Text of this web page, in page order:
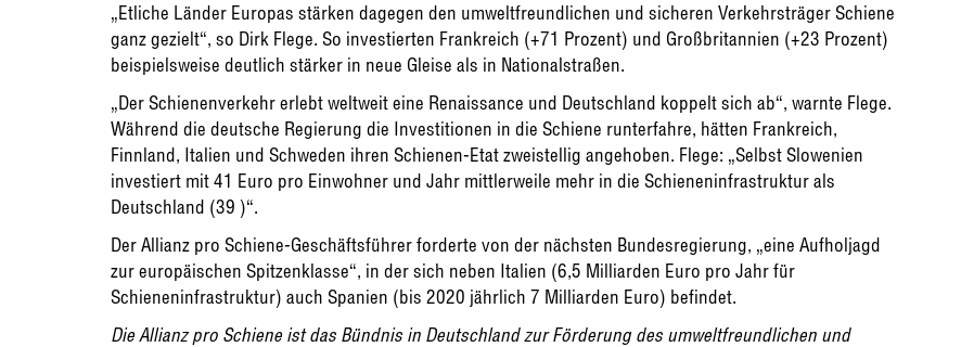
„Etliche Länder Europas stärken dagegen den umweltfreundlichen und sicheren Verkehrsträger Schiene
ganz gezielt“, so Dirk Flege. So investierten Frankreich (+71 Prozent) und Großbritannien (+23 Prozent)
beispielsweise deutlich stärker in neue Gleise als in Nationalstraßen.
„Der Schienenverkehr erlebt weltweit eine Renaissance und Deutschland koppelt sich ab“, warnte Flege.
Während die deutsche Regierung die Investitionen in die Schiene runterfahre, hätten Frankreich,
Finnland, Italien und Schweden ihren Schienen-Etat zweistellig angehoben. Flege: „Selbst Slowenien
investiert mit 41 Euro pro Einwohner und Jahr mittlerweile mehr in die Schieneninfrastruktur als
Deutschland (39 )“.
Der Allianz pro Schiene-Geschäftsführer forderte von der nächsten Bundesregierung, „eine Aufholjagd
zur europäischen Spitzenklasse“, in der sich neben Italien (6,5 Milliarden Euro pro Jahr für
Schieneninfrastruktur) auch Spanien (bis 2020 jährlich 7 Milliarden Euro) befindet.
Die Allianz pro Schiene ist das Bündnis in Deutschland zur Förderung des umweltfreundlichen und